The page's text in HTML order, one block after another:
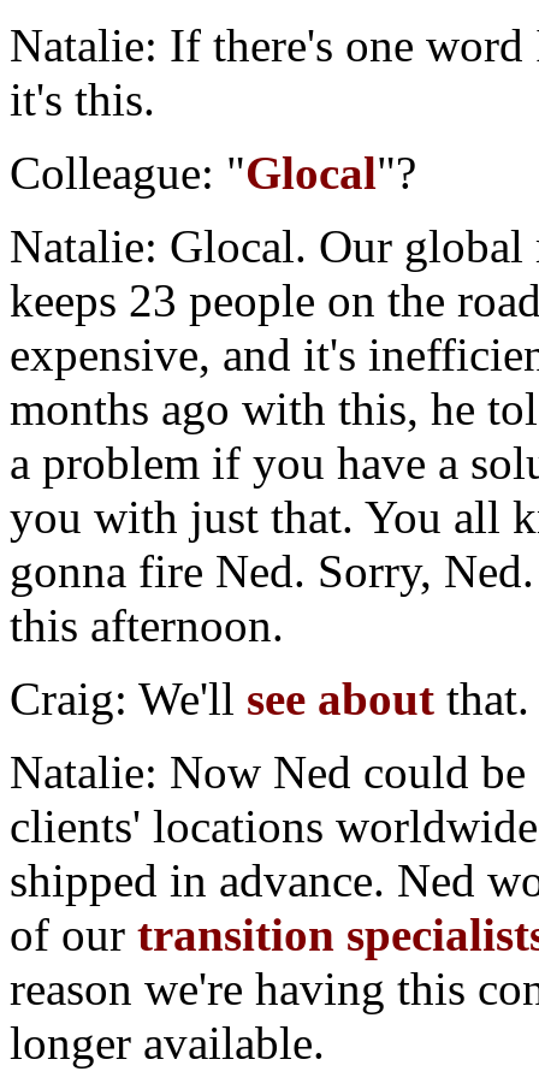
Natalie: If there's one
it's this.
Colleague: "Glocal"?
Natalie: Glocal. Our global
keeps 23 people on the
expensive, and it's
months ago with this, he
a problem if you have a
you with just that. You all
gonna fire Ned. Sorry,
this afternoon.
Craig: We'll see about that.
Natalie: Now Ned could
clients' locations
shipped in advance. Ned
of our transition
reason we're having this
longer available.